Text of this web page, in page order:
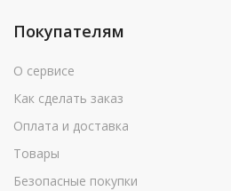
Покупателям
О сервисе
Как сделать заказ
Оплата и доставка
Товары
Безопасные покупки